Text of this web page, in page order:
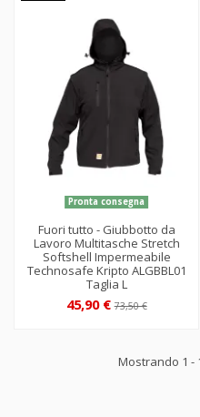
Pronta consegna
Fuori tutto - Giubbotto da
Lavoro Multitasche Stretch
Softshell Impermeabile
Technosafe Kripto ALGBBL01
Taglia L
45,90 €73,50 €
Mostrando 1 -